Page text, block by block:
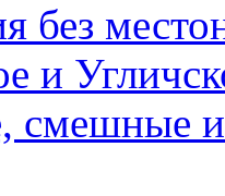
без
и
смешные